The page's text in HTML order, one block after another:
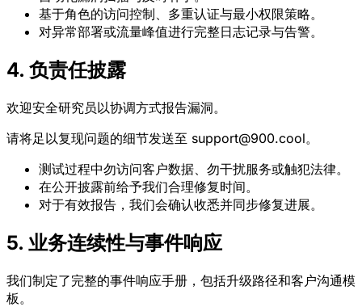
基于角色的访问控制、多重认证与最小权限策略。
对异常部署或流量峰值进行完整日志记录与告警。
4. 负责任披露
欢迎安全研究员以协调方式报告漏洞。
请将足以复现问题的细节发送至 support@900.cool。
测试过程中勿访问客户数据、勿干扰服务或触犯法律。
在公开披露前给予我们合理修复时间。
对于有效报告，我们会确认收悉并同步修复进展。
5. 业务连续性与事件响应
我们制定了完整的事件响应手册，包括升级路径和客户沟通模
板。